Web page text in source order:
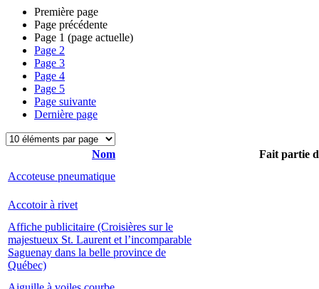
Première page
Page précédente
Page 1 (page actuelle)
Page 2
Page 3
Page 4
Page 5
Page suivante
Dernière page
Nom
Fait partie
Accoteuse pneumatique
Accotoir à rivet
Affiche publicitaire (Croisières sur le
majestueux St. Laurent et l’incomparable
Saguenay dans la belle province de
Québec)